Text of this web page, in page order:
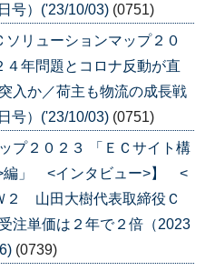
号）('23/10/03) (0751)
リューションマップ２０
年問題とコロナ反動が直
入か／荷主も物流の成長戦
号）('23/10/03) (0751)
プ２０２３ 「ＥＣサイト構
編」 <インタビュー>】 <
山田大樹代表取締役Ｃ
注単価は２年で２倍（2023
(0739)